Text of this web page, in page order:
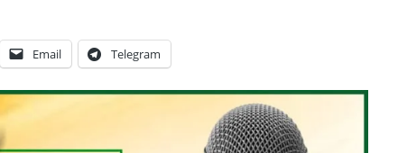
Email Telegram